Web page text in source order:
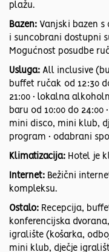
plažu.
Bazen: Vanjski bazen s
i suncobrani dostupni
Mogućnost posudbe
Usluga: All inclusive
buffet ručak od 12:30
21:00 • lokalna
baru od 10:00 do 24:00
mini disco, mini klub,
program • odabrani
Klimatizacija: Hotel je
Internet: Bežični
kompleksu.
Ostalo: Recepcija,
konferencijska
igralište (košarka,
mini klub, dječje